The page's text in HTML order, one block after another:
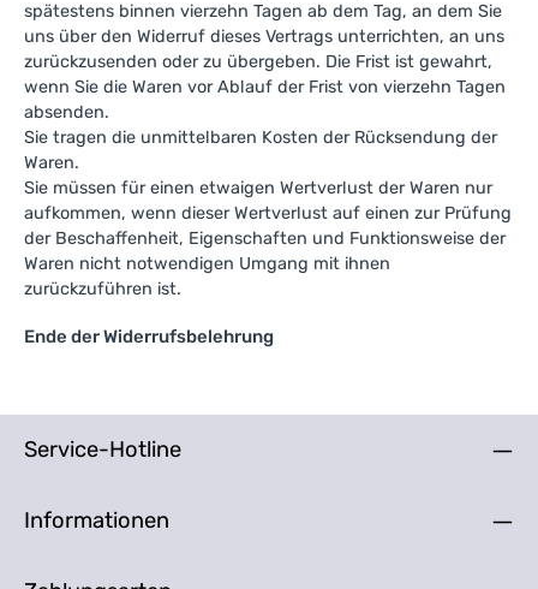
spätestens binnen vierzehn Tagen ab dem Tag, an dem Sie
uns über den Widerruf dieses Vertrags unterrichten, an uns
zurückzusenden oder zu übergeben. Die Frist ist gewahrt,
wenn Sie die Waren vor Ablauf der Frist von vierzehn Tagen
absenden.
Sie tragen die unmittelbaren Kosten der Rücksendung der
Waren.
Sie müssen für einen etwaigen Wertverlust der Waren nur
aufkommen, wenn dieser Wertverlust auf einen zur Prüfung
der Beschaffenheit, Eigenschaften und Funktionsweise der
Waren nicht notwendigen Umgang mit ihnen
zurückzuführen ist.
Ende der Widerrufsbelehrung
Service-Hotline
Informationen